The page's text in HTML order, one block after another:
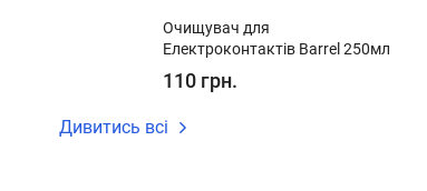
Очищувач для
Електроконтактів Barrel 250мл
110 грн.
Дивитись всі